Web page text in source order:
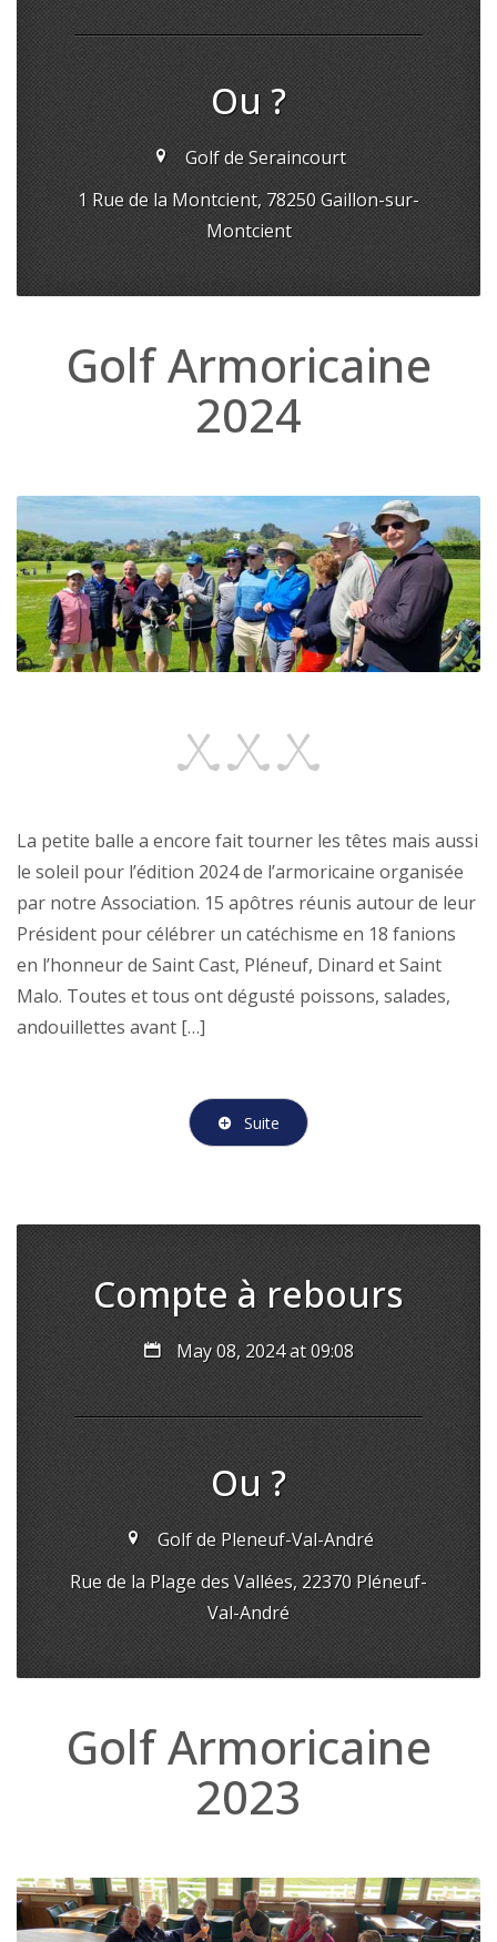
Ou ?
Golf de Seraincourt
1 Rue de la Montcient, 78250 Gaillon-sur-
Montcient
Golf Armoricaine
2024
La petite balle a encore fait tourner les têtes mais aussi
le soleil pour l’édition 2024 de l’armoricaine organisée
par notre Association. 15 apôtres réunis autour de leur
Président pour célébrer un catéchisme en 18 fanions
en l’honneur de Saint Cast, Pléneuf, Dinard et Saint
Malo. Toutes et tous ont dégusté poissons, salades,
andouillettes avant […]
Suite
Compte à rebours
May 08, 2024 at 09:08
Ou ?
Golf de Pleneuf-Val-André
Rue de la Plage des Vallées, 22370 Pléneuf-
Val-André
Golf Armoricaine
2023